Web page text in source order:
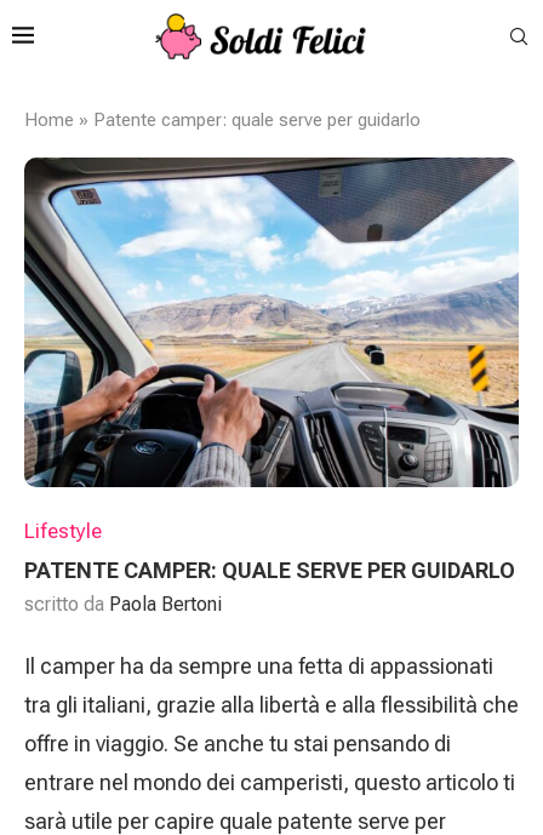
Home » Patente camper: quale serve per guidarlo
Lifestyle
PATENTE CAMPER: QUALE SERVE PER GUIDARLO
scritto da Paola Bertoni
Il camper ha da sempre una fetta di appassionati
tra gli italiani, grazie alla libertà e alla flessibilità che
offre in viaggio. Se anche tu stai pensando di
entrare nel mondo dei camperisti, questo articolo ti
sarà utile per capire quale patente serve per